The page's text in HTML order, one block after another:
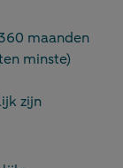
maanden
minste)
zijn